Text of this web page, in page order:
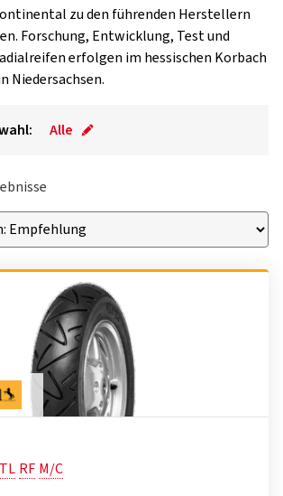
zu den führenden Herstellern
Forschung, Entwicklung, Test und
erfolgen im hessischen Korbach
Niedersachsen.
Alle
TL RF M/C